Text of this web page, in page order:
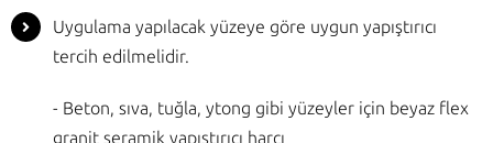
Uygulama yapılacak yüzeye göre uygun yapıştırıcı
tercih edilmelidir.
- Beton, sıva, tuğla, ytong gibi yüzeyler için beyaz flex
granit seramik yapıştırıcı harcı